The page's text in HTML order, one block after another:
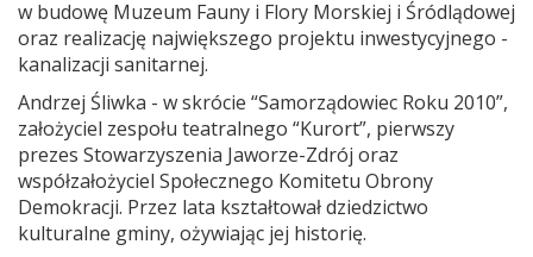
w budowę Muzeum Fauny i Flory Morskiej i Śródlądowej
oraz realizację największego projektu inwestycyjnego -
kanalizacji sanitarnej.
Andrzej Śliwka - w skrócie “Samorządowiec Roku 2010”,
założyciel zespołu teatralnego “Kurort”, pierwszy
prezes Stowarzyszenia Jaworze-Zdrój oraz
współzałożyciel Społecznego Komitetu Obrony
Demokracji. Przez lata kształtował dziedzictwo
kulturalne gminy, ożywiając jej historię.